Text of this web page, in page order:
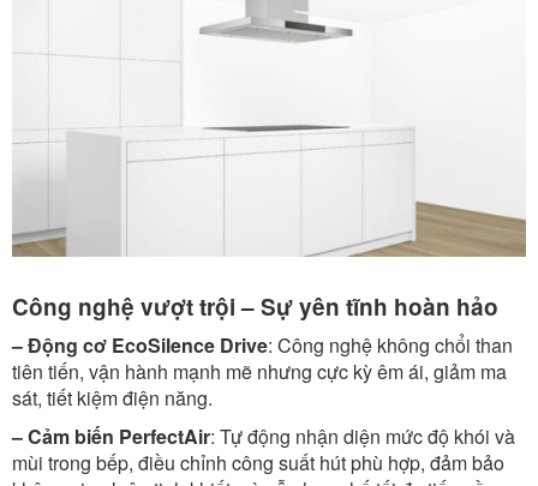
Công nghệ vượt trội – Sự yên tĩnh hoàn hảo
– Động cơ EcoSilence Drive: Công nghệ không chổi than
tiên tiến, vận hành mạnh mẽ nhưng cực kỳ êm ái, giảm ma
sát, tiết kiệm điện năng.
– Cảm biến PerfectAir: Tự động nhận diện mức độ khói và
mùi trong bếp, điều chỉnh công suất hút phù hợp, đảm bảo